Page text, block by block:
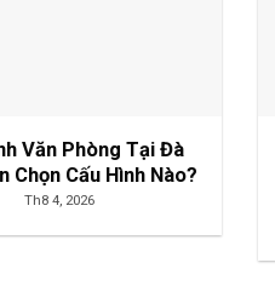
Văn Phòng Tại Đà
Chọn Cấu Hình Nào?
Th8 4, 2026